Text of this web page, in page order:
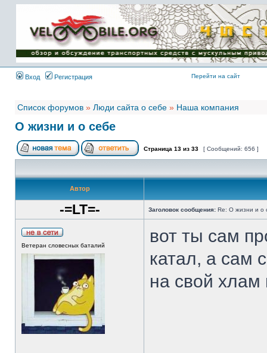
Имя пользователя:
Пароль:
{ LOG_ME_IN_SHORT
}
Вход
Регистрация Перейти на сайт
Список форумов » Люди сайта о себе » Наша компания
О жизни и о себе
Страница 13 из 33 [ Сообщений: 656 ]
Автор
-=LT=- Заголовок сообщения: Re: О жизни и о
Ветеран словесных баталий
вот ты сам
катал, а сам
на свой